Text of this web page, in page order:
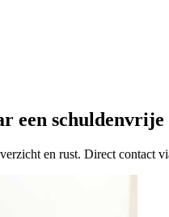
een schuldenvrije
en rust. Direct contact